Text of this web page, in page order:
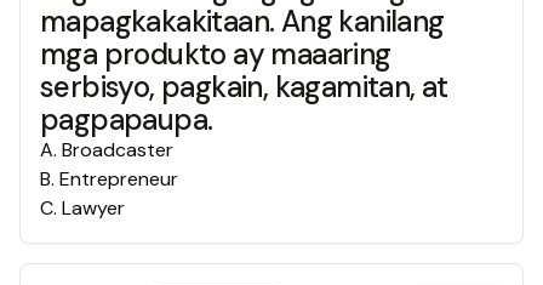
mapagkakakitaan. Ang kanilang
mga produkto ay maaaring
serbisyo, pagkain, kagamitan, at
pagpapaupa.
A. Broadcaster
B. Entrepreneur
C. Lawyer